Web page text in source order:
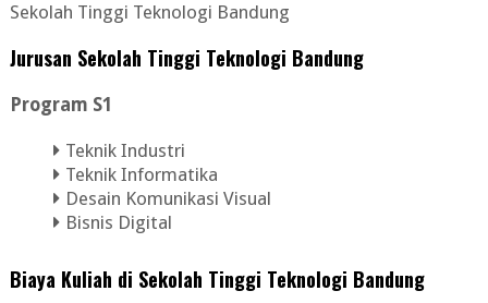
Sekolah Tinggi Teknologi Bandung
Jurusan Sekolah Tinggi Teknologi Bandung
Program S1
Teknik Industri
Teknik Informatika
Desain Komunikasi Visual
Bisnis Digital
Biaya Kuliah di Sekolah Tinggi Teknologi Bandung